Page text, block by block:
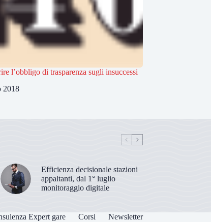
l’obbligo di trasparenza sugli insuccessi
2018
Efficienza decisionale stazioni
appaltanti, dal 1° luglio
monitoraggio digitale
Expert gare Corsi Newsletter